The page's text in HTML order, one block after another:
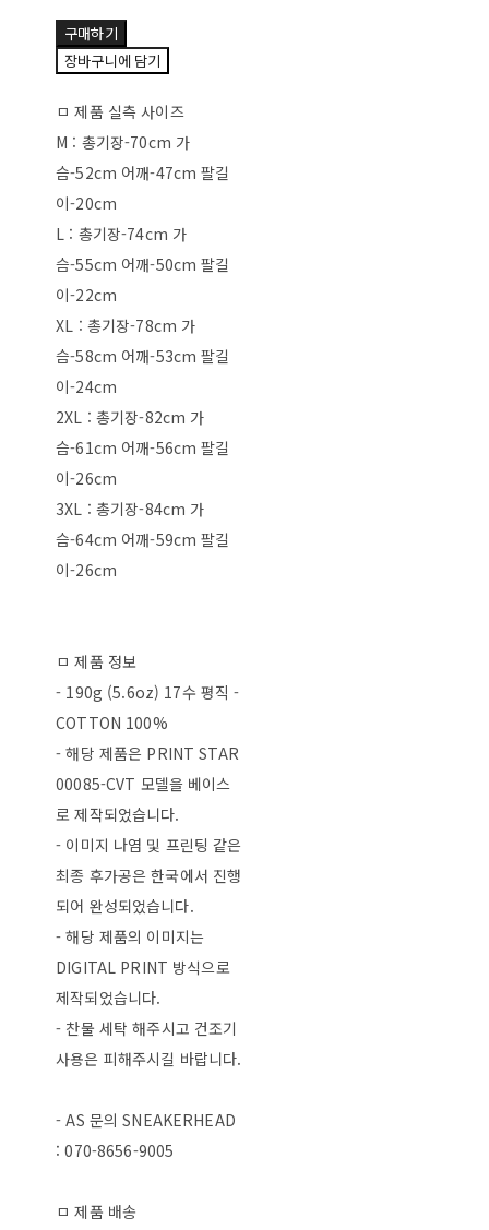
구매하기
장바구니에 담기
ㅁ 제품 실측 사이즈
M : 총기장-70cm 가
슴-52cm 어깨-47cm 팔길
이-20cm
L : 총기장-74cm 가
슴-55cm 어깨-50cm 팔길
이-22cm
XL : 총기장-78cm 가
슴-58cm 어깨-53cm 팔길
이-24cm
2XL : 총기장-82cm 가
슴-61cm 어깨-56cm 팔길
이-26cm
3XL : 총기장-84cm 가
슴-64cm 어깨-59cm 팔길
이-26cm
ㅁ 제품 정보
- 190g (5.6oz) 17수 평직 -
COTTON 100%
- 해당 제품은 PRINT STAR
00085-CVT 모델을 베이스
로 제작되었습니다.
- 이미지 나염 및 프린팅 같은
최종 후가공은 한국에서 진행
되어 완성되었습니다.
- 해당 제품의 이미지는
DIGITAL PRINT 방식으로
제작되었습니다.
- 찬물 세탁 해주시고 건조기
사용은 피해주시길 바랍니다.
- AS 문의 SNEAKERHEAD
: 070-8656-9005
ㅁ 제품 배송